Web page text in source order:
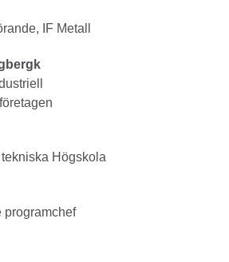
IF Metall
Högskola
programchef